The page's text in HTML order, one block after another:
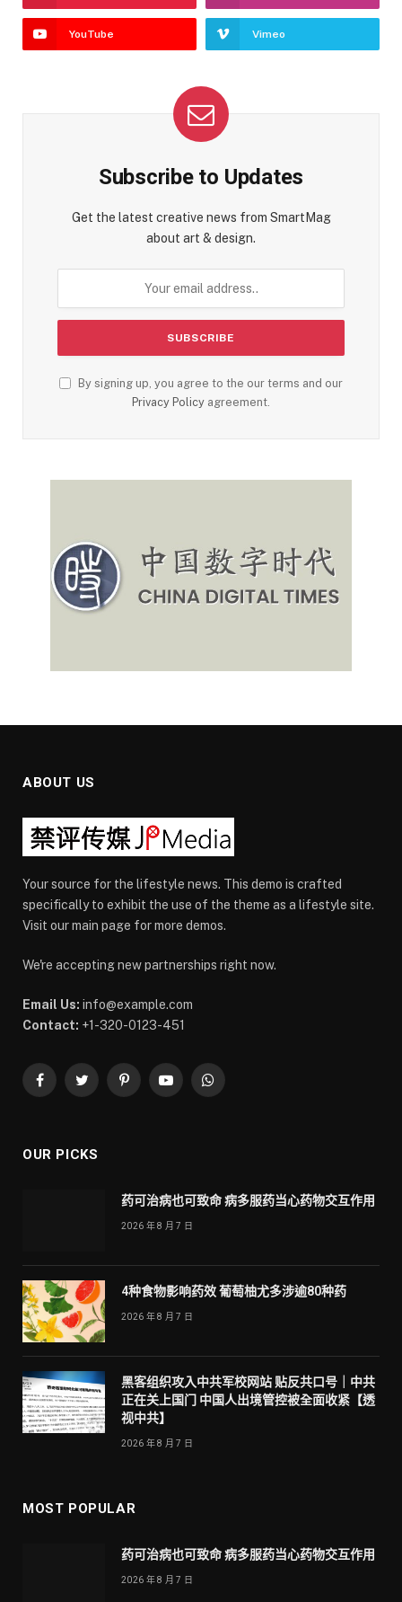
YouTube Vimeo
Subscribe to Updates
Get the latest creative news from SmartMag
about art & design.
By signing up, you agree to the our terms and our
Privacy Policy agreement.
ABOUT US
Your source for the lifestyle news. This demo is crafted
specifically to exhibit the use of the theme as a lifestyle site.
Visit our main page for more demos.
We're accepting new partnerships right now.
Email Us: info@example.com
Contact: +1-320-0123-451
FacebookTwitterPinterestYouTubeWhatsApp
OUR PICKS
药可治病也可致命 病多服药当心药物交互作用
2026 年 8 月 7 日
4种食物影响药效 葡萄柚尤多涉逾80种药
2026 年 8 月 7 日
黑客组织攻入中共军校网站 贴反共口号｜中共
正在关上国门 中国人出境管控被全面收紧【透
视中共】
2026 年 8 月 7 日
MOST POPULAR
药可治病也可致命 病多服药当心药物交互作用
2026 年 8 月 7 日